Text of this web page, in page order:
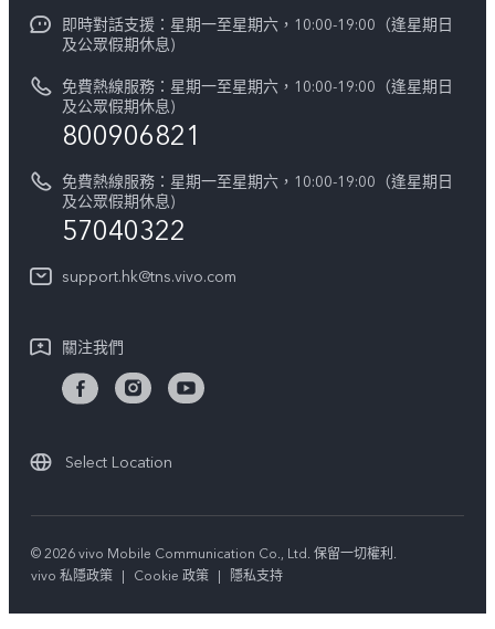
Funtouch OS
系統升級
零配件價格查詢
IMEI 碼驗證
維修進度
保修條款
客戶服務私隱聲明
新聞資訊
vivo工作
法律聲明
vivo 私隱中心
即時對話支援：星期一至星期六，10:00-19:00（逢星期日
及公眾假期休息)
免費熱線服務：星期一至星期六，10:00-19:00（逢星期日
及公眾假期休息)
800906821
免費熱線服務：星期一至星期六，10:00-19:00（逢星期日
及公眾假期休息)
57040322
support.hk@tns.vivo.com
關注我們
Select Location
© 2026 vivo Mobile Communication Co., Ltd. 保留一切權利.
vivo 私隱政策 | Cookie 政策 | 隱私支持